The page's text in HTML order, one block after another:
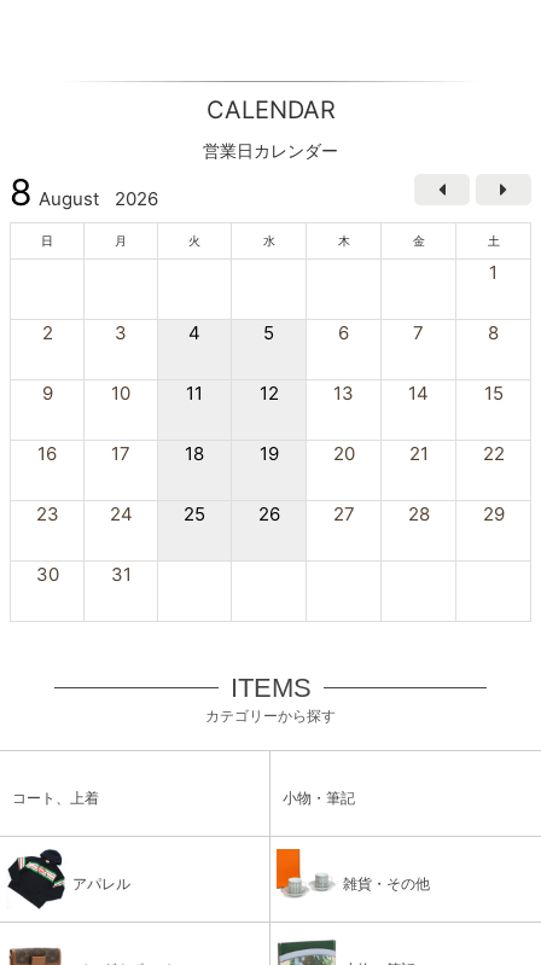
CALENDAR
営業日カレンダー
8 August 2026
日 月 火 水 木 金 土
1
2 3 4 5 6 7 8
9 10 11 12 13 14 15
16 17 18 19 20 21 22
23 24 25 26 27 28 29
30 31
ITEMS
カテゴリーから探す
コート、上着 小物・筆記
アパレル 雑貨・その他